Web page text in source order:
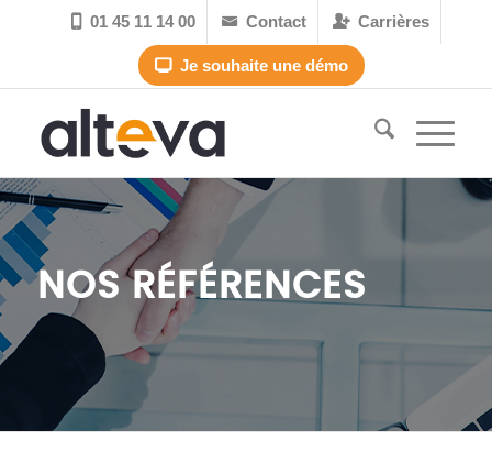
 01 45 11 14 00  Contact Carrières
Je souhaite une démo
NOS RÉFÉRENCES